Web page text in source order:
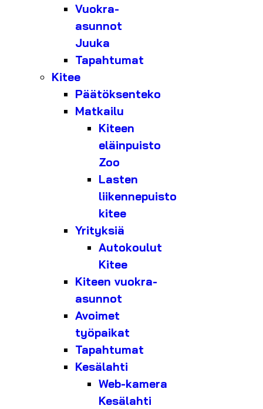
Vuokra-
asunnot
Juuka
Tapahtumat
Kitee
Päätöksenteko
Matkailu
Kiteen
eläinpuisto
Zoo
Lasten
liikennepuisto
kitee
Yrityksiä
Autokoulut
Kitee
Kiteen vuokra-
asunnot
Avoimet
työpaikat
Tapahtumat
Kesälahti
Web-kamera
Kesälahti